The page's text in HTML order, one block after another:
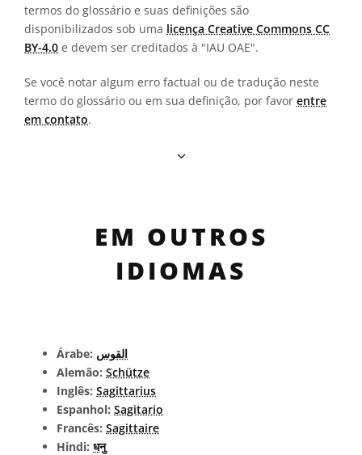
termos do glossário e suas definições são
disponibilizados sob uma licença Creative Commons CC
BY-4.0 e devem ser creditados à "IAU OAE".
Se você notar algum erro factual ou de tradução neste
termo do glossário ou em sua definição, por favor entre
em contato.
EM OUTROS
IDIOMAS
Árabe: القوس
Alemão: Schütze
Inglês: Sagittarius
Espanhol: Sagitario
Francês: Sagittaire
Hindi: धनु